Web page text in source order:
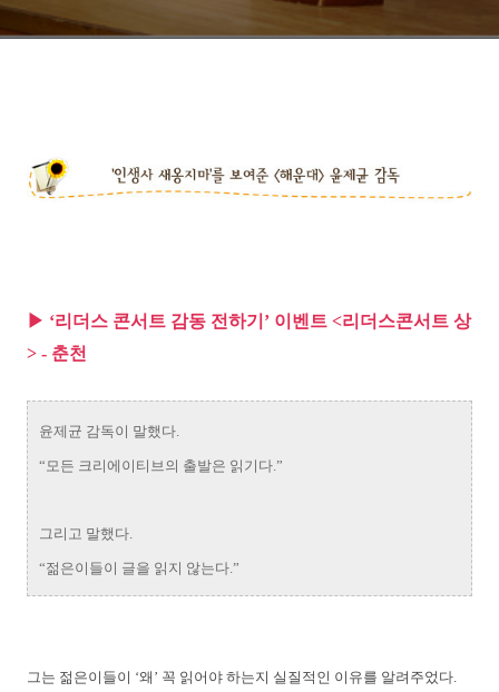
▶ ‘리더스 콘서트 감동 전하기’ 이벤트 <리더스콘서트 상
> - 춘천
윤제균 감독이 말했다.
“모든 크리에이티브의 출발은 읽기다.”
그리고 말했다.
“젊은이들이 글을 읽지 않는다.”
그는 젊은이들이 ‘왜’ 꼭 읽어야 하는지 실질적인 이유를 알려주었다.